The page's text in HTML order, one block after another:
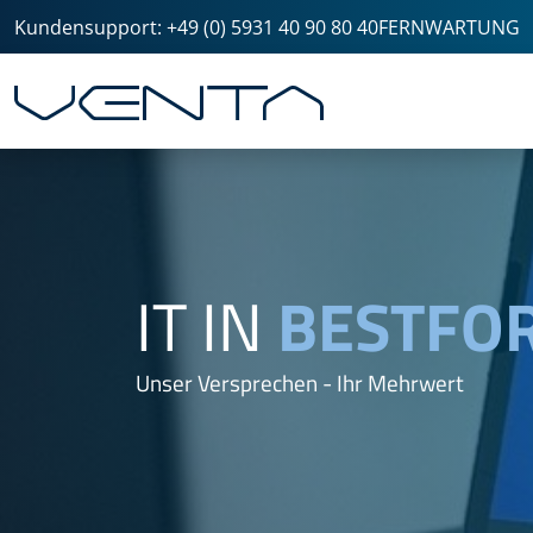
Kundensupport: +49 (0) 5931 40 90 80 40FERNWARTUNG
IT IN
Unser Versprechen - Ihr Mehrwert